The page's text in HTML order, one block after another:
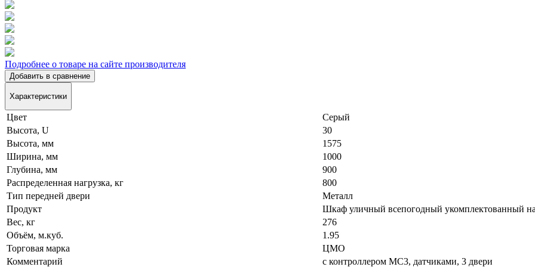
Подробнее о товаре на сайте производителя
Добавить в сравнение
Характеристики
Цвет
Серый
Высота, U
30
Высота, мм
1575
Ширина, мм
1000
Глубина, мм
900
Распределенная нагрузка, кг
800
Тип передней двери
Металл
Продукт
Шкаф уличный всепогодный укомплектованный
Вес, кг
276
Объём, м.куб.
1.95
Торговая марка
ЦМО
Комментарий
с контроллером MC3, датчиками, 3 двери